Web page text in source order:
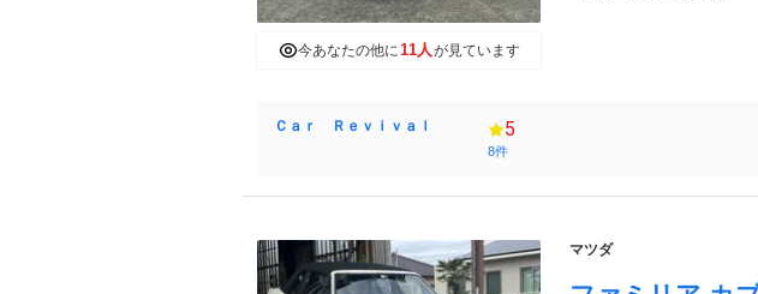
今あなたの他に11人が見ています
Ｃａｒ Ｒｅｖｉｖａｌ 5
8件
マツダ